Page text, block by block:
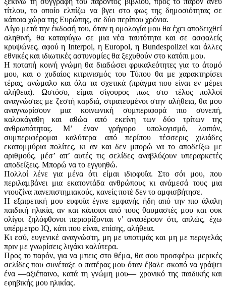
τίτλου, το οποίο ελπίζω να βγει στο φως της δημοσιότητας σε
κάποια χώρα της Ευρώπης, σε δύο περίπου χρόνια.
Λίγο μετά την έκδοσή του, όταν η ομολογία μου θα έχει αποδειχθεί
αληθινή, θα καταφύγω σε μια νέα ταυτότητα και σε ασφαλείς
κρυψώνες, αφού η Interpol, η Europol, η Bundespolizei και άλλες
εθνικές και ιδιωτικές αστυνομίες θα ξεχυθούν στο κατόπι μου.
Η ποταπή κοινή γνώμη θα διαδώσει φρικαλεότητες για το άτομό
μου, και ο χυδαίος κιτρινισμός του Τύπου θα με χαρακτηρίσει
τέρας, ανώμαλο και όλα τα σχετικά (πράγμα που είναι εν μέρει
αλήθεια). Ωστόσο, είμαι σίγουρος πως στο τέλος πολλοί
αναγνώστες με ζεστή καρδιά, στρατευμένοι στην αλήθεια, θα μου
αναγνωρίσουν μια κοινωνική συμπεριφορά πιο συνεπή,
καλοκάγαθη και αθώα από εκείνη των δύο τρίτων της
ανθρωπότητας. Μ’ έναν γρήγορο υπολογισμό, λοιπόν,
συμπεριφέρομαι καλύτερα από περίπου τέσσερις χιλιάδες
εκατομμύρια πολίτες, κι αν και δεν μπορώ να το αποδείξω με
αριθμούς, μέσ’ απ’ αυτές τις σελίδες αναβλύζουν υπεραρκετές
αποδείξεις. Μπορώ να το εγγυηθώ.
Πολλοί λένε για μένα ότι είμαι ιδιοφυΐα. Στο σόι μου, που
περιλαμβάνει μια εκατοντάδα ανθρώπους κι ανάμεσά τους μια
ντουζίνα πανεπιστημιακούς, κανείς ποτέ δεν το αμφισβήτησε.
Η εξαιρετική μου ευφυΐα έγινε εμφανής ήδη από την πιο άλαλη
παιδική ηλικία, αν και κάποιοι από τους θαυμαστές μου και ουκ
ολίγοι ζηλόφθονοι περιορίζονται ν’ αναφέρουν ότι, απλώς, έχω
υπέρμετρο IQ, κάτι που είναι, επίσης, αλήθεια.
Κι εσύ, ευγενικέ αναγνώστη, μη με υποτιμάς και μη με περιγελάς
πριν με γνωρίσεις λιγάκι καλύτερα.
Προς το παρόν, για να μπεις στο θέμα, θα σου προσφέρω μερικές
σελίδες που συνέταξε ο πατέρας μου όταν έβαλε σκοπό να γράψει
ένα —αξιέπαινο, κατά τη γνώμη μου— χρονικό της παιδικής και
εφηβικής μου ηλικίας.